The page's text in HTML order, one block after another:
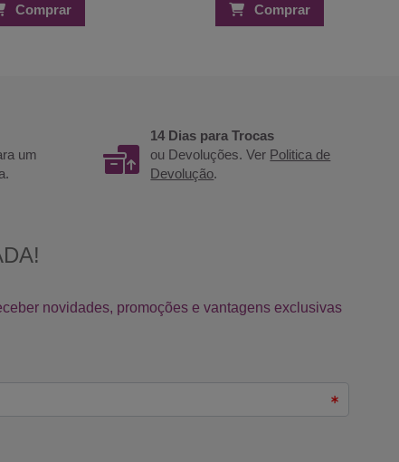
Comprar Comprar
um
14 Dias para Trocas
ou Devoluções. Ver Politica de
Devolução.